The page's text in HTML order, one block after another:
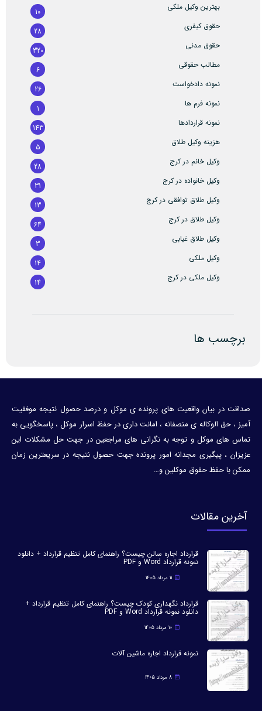
بهترین وکیل ملکی
10
حقوق کیفری
28
حقوق مدنی
320
مطالب حقوقی
6
نمونه دادخواست
26
نمونه فرم ها
1
نمونه قراردادها
143
هزینه وکیل طلاق
5
وکیل خانم در کرج
28
وکیل خانواده در کرج
31
وکیل طلاق توافقی در کرج
13
وکیل طلاق در کرج
64
وکیل طلاق غیابی
3
وکیل ملکی
14
وکیل ملکی در کرج
14
برچسب ها
صداقت در بیان واقعیت های پرونده ی موکل و درصد حصول نتیجه موفقیت
آمیز ، حق الوکاله ی منصفانه ، امانت داری در حفظ اسرار موکل ، پاسخگویی به
تماس های موکل و توجه به نگرانی های مراجعین در جهت حل مشکلات این
عزیزان ، پیگیری مجدانه امور پرونده جهت حصول نتیجه در سریعترین زمان
ممکن با حفظ حقوق موکلین و…
آخرین مقالات
قرارداد اجاره سالن چیست؟ راهنمای کامل تنظیم قرارداد + دانلود
نمونه قرارداد Word و PDF
11 مرداد 1405
قرارداد نگهداری کودک چیست؟ راهنمای کامل تنظیم قرارداد +
دانلود نمونه قرارداد Word و PDF
10 مرداد 1405
نمونه قرارداد اجاره ماشین آلات
8 مرداد 1405